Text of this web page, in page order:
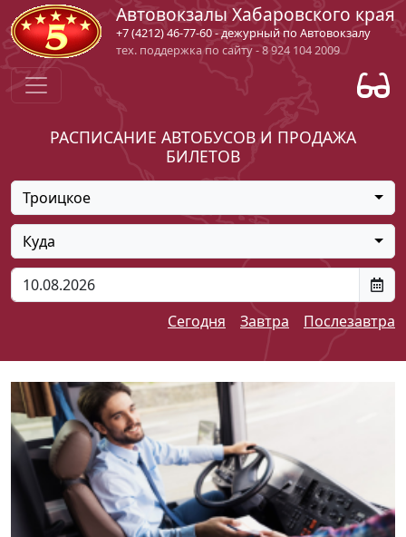
Автовокзалы Хабаровского края
+7 (4212) 46-77-60 - дежурный по Автовокзалу
тех. поддержка по сайту - 8 924 104 2009
РАСПИСАНИЕ АВТОБУСОВ И ПРОДАЖА
БИЛЕТОВ
Троицкое
Куда
Сегодня Завтра Послезавтра